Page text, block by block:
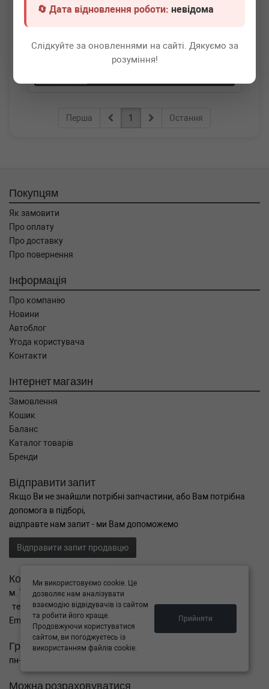
🔄 Дата відновлення роботи:невідома
Слідкуйте за оновленнями на сайті. Дякуємо за
розуміння!
240 грн Всі ціни
Перша 1 Остання
Покупцям
Як замовити
Про оплату
Про доставку
Про повернення
Інформація
Про компанію
Новини
Автоблог
Угода користувача
Контакти
Інтернет магазин
Замовлення
Кошик
Баланс
Каталог товарів
Бренди
Відправити запит
Якщо Ви не знайшли потрібні запчастини, або Вам потрібна
допомога в підборі,
відправте нам запит - ми Вам допоможемо
Відправити запит продавцю
Контакти
м. Тернопіль вул. Микулинецька 106а
тел. +38(099)650-59-19
Email. autokitparts@yahoo.com
Графік роботи
пн-пт з 9:00 до 17:00, сб - вихідний, нд - вихідний
Можна розраховуватися
Ми використовуємо cookie. Це
дозволяє нам аналізувати
взаємодію відвідувачів із сайтом
та робити його краще.
Продовжуючи користуватися
сайтом, ви погоджуєтесь із
використанням файлів cookie.
Прийняти